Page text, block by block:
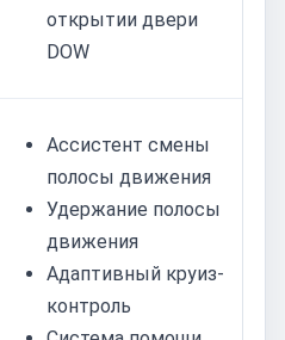
открытии двери
DOW
Ассистент смены
полосы движения
Удержание полосы
движения
Адаптивный круиз-
контроль